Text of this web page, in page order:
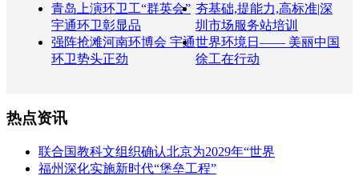
青岛上演环卫工“群英会”
宇通环卫彰显品
夯基础,提能力,高标准|深
圳市场服务站培训
强阵抢滩河南环博会 宇通
环卫势头正劲
世界环境日—— 美丽中国
徐工在行动
热点资讯
联合国教科文组织确认北京为2029年“世界
福州深化实施新时代“堡垒工程”